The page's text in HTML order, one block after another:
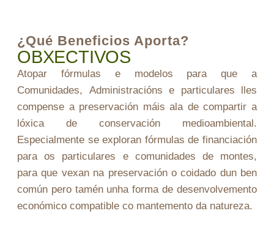
¿qué Beneficios Aporta?
OBXECTIVOS
Atopar fórmulas e modelos para que a
Comunidades, Administracións e particulares lles
compense a preservación máis ala de compartir a
lóxica de conservación medioambiental.
Especialmente se exploran fórmulas de financiación
para os particulares e comunidades de montes,
para que vexan na preservación o coidado dun ben
común pero tamén unha forma de desenvolvemento
económico compatible co mantemento da natureza.